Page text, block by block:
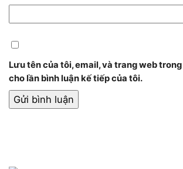
Lưu tên của tôi, email, và trang web
cho lần bình luận kế tiếp của tôi.